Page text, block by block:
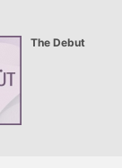
The Debut